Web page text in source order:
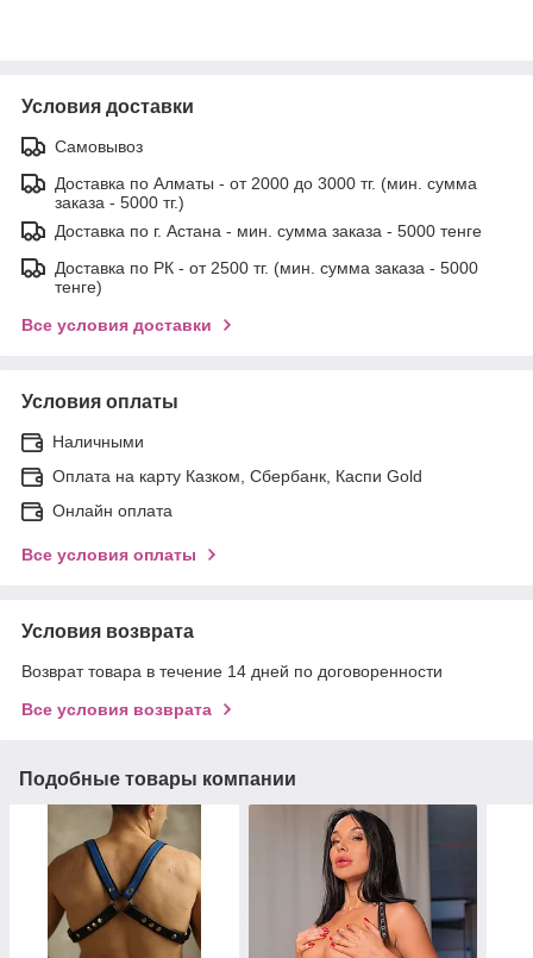
Условия доставки
Самовывоз
Доставка по Алматы - от 2000 до 3000 тг. (мин. сумма
заказа - 5000 тг.)
Доставка по г. Астана - мин. сумма заказа - 5000 тенге
Доставка по РК - от 2500 тг. (мин. сумма заказа - 5000
тенге)
Все условия доставки
Условия оплаты
Наличными
Оплата на карту Казком, Сбербанк, Каспи Gold
Онлайн оплата
Все условия оплаты
Условия возврата
Возврат товара в течение 14 дней по договоренности
Все условия возврата
Подобные товары компании